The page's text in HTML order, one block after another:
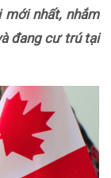
nhất, nhắm
đang cư trú tại